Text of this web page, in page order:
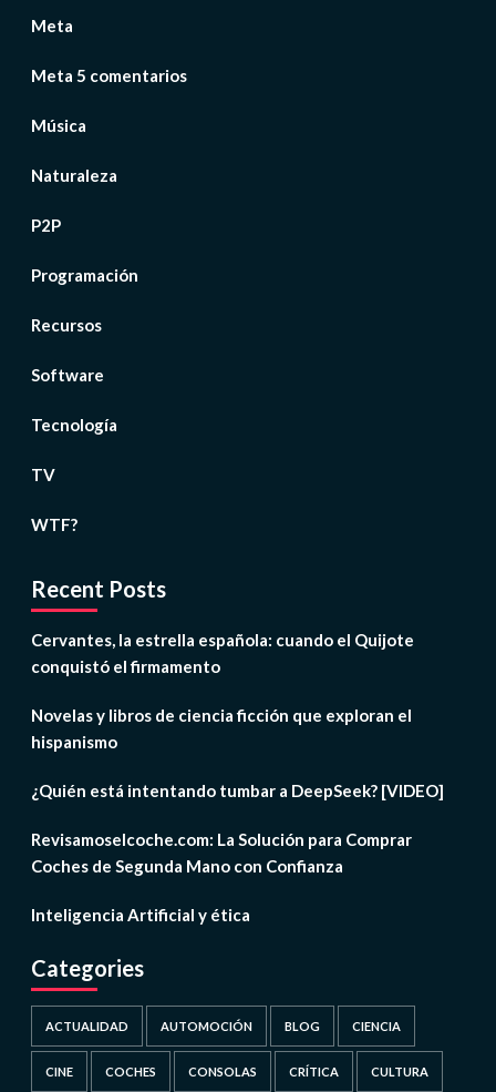
Meta
Meta 5 comentarios
Música
Naturaleza
P2P
Programación
Recursos
Software
Tecnología
TV
WTF?
Recent Posts
Cervantes, la estrella española: cuando el Quijote
conquistó el firmamento
Novelas y libros de ciencia ficción que exploran el
hispanismo
¿Quién está intentando tumbar a DeepSeek? [VIDEO]
Revisamoselcoche.com: La Solución para Comprar
Coches de Segunda Mano con Confianza
Inteligencia Artificial y ética
Categories
ACTUALIDAD AUTOMOCIÓN BLOG CIENCIA
CINE COCHES CONSOLAS CRÍTICA CULTURA